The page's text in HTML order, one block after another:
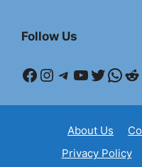
Follow Us
Facebook
Instagram
Telegram
YouTube
Twitter
About Us
Privacy Policy